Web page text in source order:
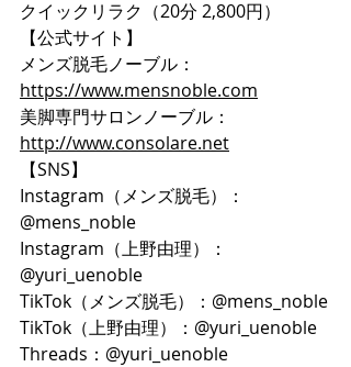
クイックリラク（20分 2,800円）
【公式サイト】
メンズ脱毛ノーブル：
https://www.mensnoble.com
美脚専門サロンノーブル：
http://www.consolare.net
【SNS】
Instagram（メンズ脱毛）：
@mens_noble
Instagram（上野由理）：
@yuri_uenoble
TikTok（メンズ脱毛）：@mens_noble
TikTok（上野由理）：@yuri_uenoble
Threads：@yuri_uenoble